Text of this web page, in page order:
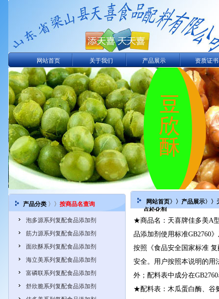
网站首页 关于我们 产品展示 资质证书
产品分类 〉〉 按商品名查询
泡多源系列复配食品添加剂
筋力源系列复配食品添加剂
面欣酥系列复配食品添加剂
海立美系列复配食品添加剂
富磷联系列复配食品添加剂
舒欣脆系列复配食品添加剂
网站首页〉〉 产品展示〉〉
点松化剂
★商品名：天喜牌佳多美A
品添加剂使用标准GB2760
按照《食品安全国家标准
安全。用户按照本说明的用
外；配料表中成分在GB2760
★配料表：木瓜蛋白酶、谷